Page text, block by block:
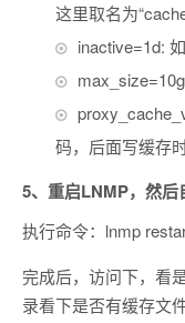
这里取名为
inactive=1d:
码，后面写缓存时
5、重启LNMP，然
执行命令：lnmp
完成后，访问下，看
录看下是否有缓存文件